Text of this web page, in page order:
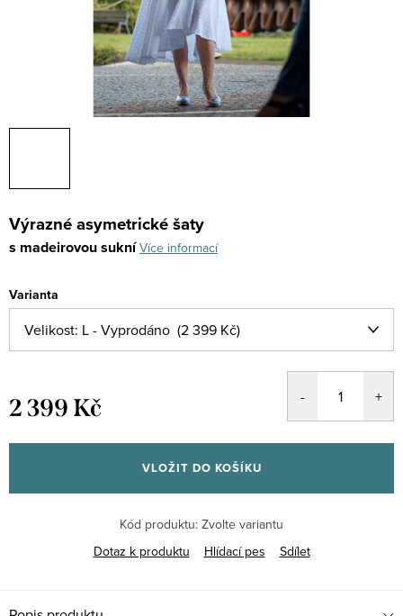
Výrazné asymetrické šaty
s madeirovou sukní Více informací
Varianta
2 399 Kč
cena:
VLOŽIT DO KOŠÍKU
Kód produktu: Zvolte variantu
Dotaz k produktu
Hlídací pes Sdílet